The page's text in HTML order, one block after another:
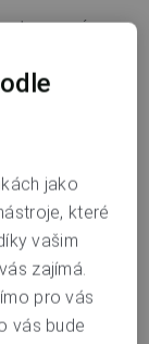
ve své
povede krok
na pobočce,
tím ochotně
poboček
pobočku
jako
které
vašim
zajímá.
pro vás
vás bude